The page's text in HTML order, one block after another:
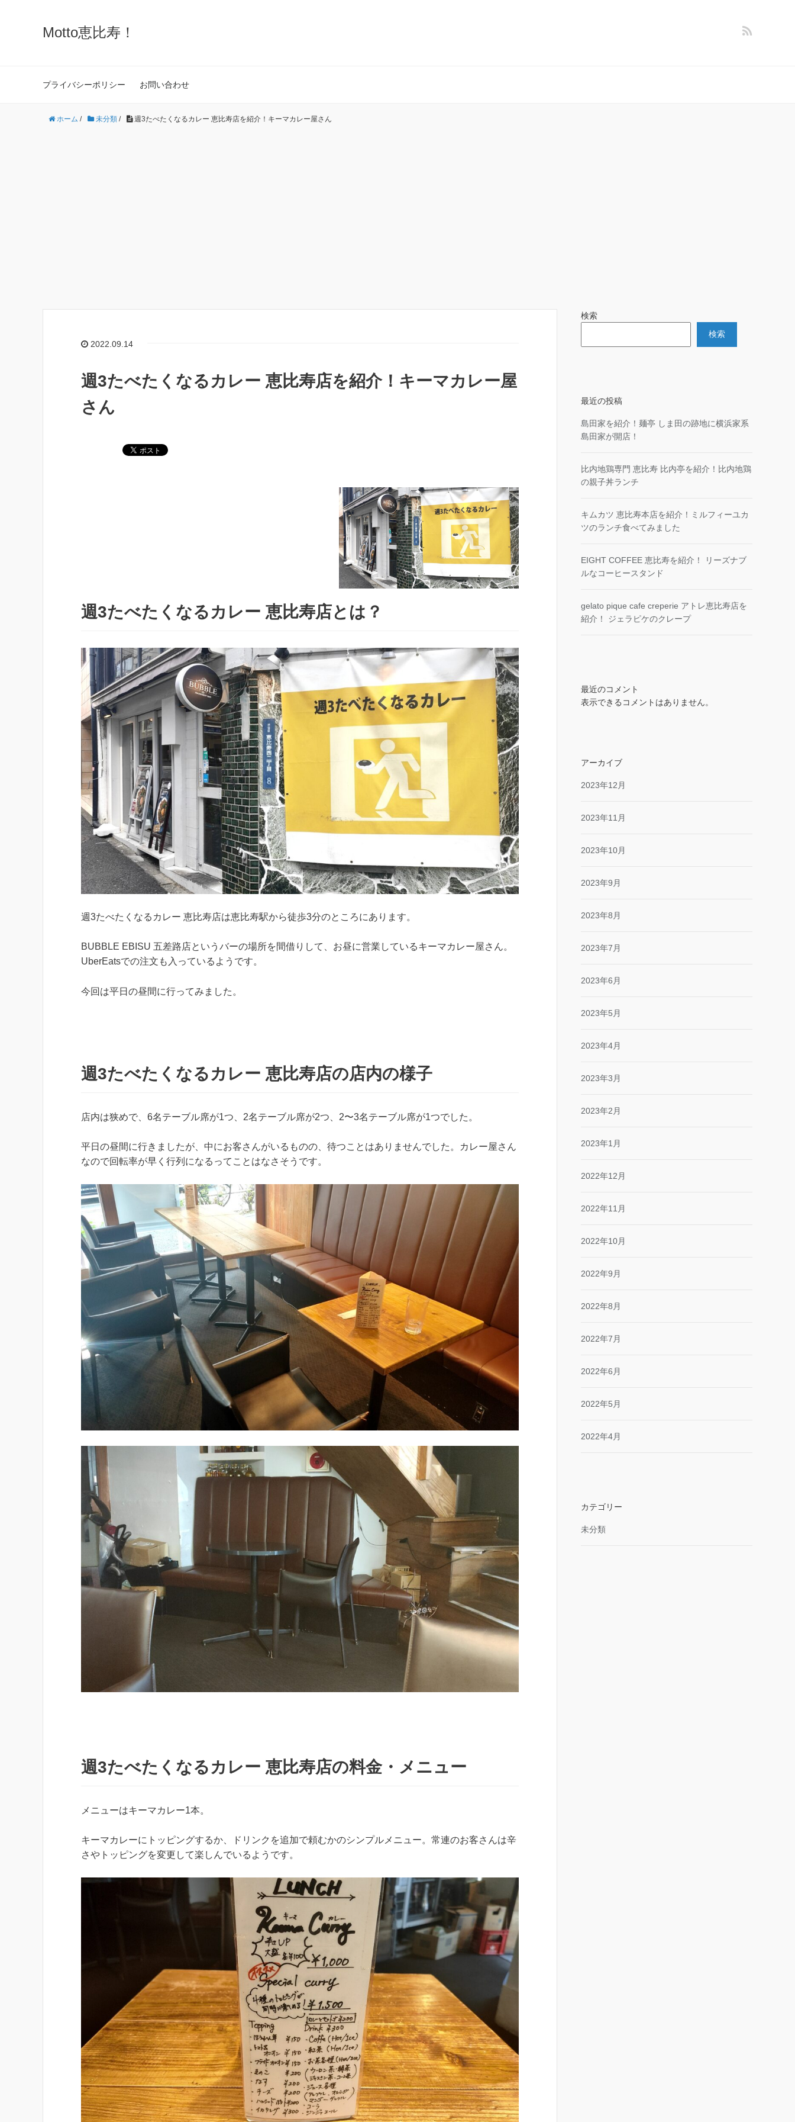
Motto恵比寿！
プライバシーポリシー お問い合わせ
ホーム / 未分類 / 週3たべたくなるカレー 恵比寿店を紹介！キーマカレー屋さん
2022.09.14
週3たべたくなるカレー 恵比寿店を紹介！キーマカレー屋
さん
週3たべたくなるカレー 恵比寿店とは？
週3たべたくなるカレー 恵比寿店は恵比寿駅から徒歩3分のところにあります。
BUBBLE EBISU 五差路店というバーの場所を間借りして、お昼に営業しているキーマカレー屋さん。
UberEatsでの注文も入っているようです。
今回は平日の昼間に行ってみました。
週3たべたくなるカレー 恵比寿店の店内の様子
店内は狭めで、6名テーブル席が1つ、2名テーブル席が2つ、2〜3名テーブル席が1つでした。
平日の昼間に行きましたが、中にお客さんがいるものの、待つことはありませんでした。カレー屋さん
なので回転率が早く行列になるってことはなさそうです。
週3たべたくなるカレー 恵比寿店の料金・メニュー
メニューはキーマカレー1本。
キーマカレーにトッピングするか、ドリンクを追加で頼むかのシンプルメニュー。常連のお客さんは辛
さやトッピングを変更して楽しんでいるようです。
検索
検索
最近の投稿
島田家を紹介！麺亭 しま田の跡地に横浜家系
島田家が開店！
比内地鶏専門 恵比寿 比内亭を紹介！比内地鶏
の親子丼ランチ
キムカツ 恵比寿本店を紹介！ミルフィーユカ
ツのランチ食べてみました
EIGHT COFFEE 恵比寿を紹介！ リーズナブ
ルなコーヒースタンド
gelato pique cafe creperie アトレ恵比寿店を
紹介！ ジェラピケのクレープ
最近のコメント
表示できるコメントはありません。
アーカイブ
2023年12月
2023年11月
2023年10月
2023年9月
2023年8月
2023年7月
2023年6月
2023年5月
2023年4月
2023年3月
2023年2月
2023年1月
2022年12月
2022年11月
2022年10月
2022年9月
2022年8月
2022年7月
2022年6月
2022年5月
2022年4月
カテゴリー
未分類